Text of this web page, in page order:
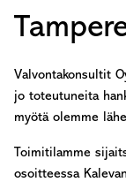
Valvontakonsultit
jo toteutuneita
myötä olemme
Toimitilamme
osoitteessa